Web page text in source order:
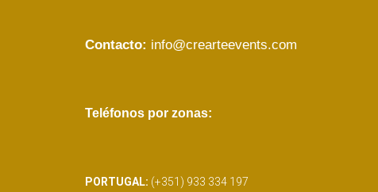
Contacto: info@crearteevents.com
Teléfonos por zonas:
PORTUGAL: (+351) 933 334 197